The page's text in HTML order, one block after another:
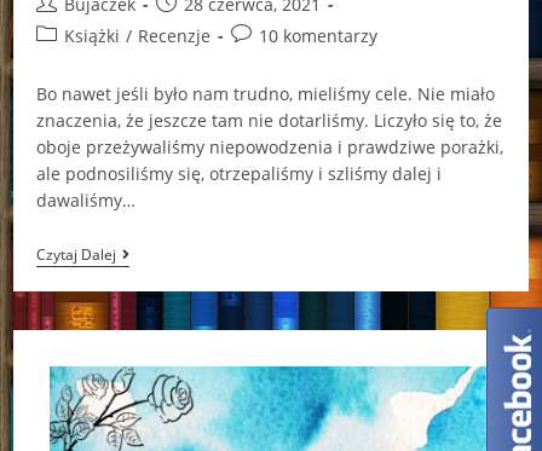
author:
published:
PostKsiążki / Recenzje
Post10 komentarzy
Bo nawet jeśli było nam trudno, mieliśmy cele. Nie miało
znaczenia, że jeszcze tam nie dotarliśmy. Liczyło się to, że
oboje przeżywaliśmy niepowodzenia i prawdziwe porażki,
ale podnosiliśmy się, otrzepaliśmy i szliśmy dalej i
dawaliśmy…
Czytaj DalejPiękne
Zapomnienie
Jamie
McGuire